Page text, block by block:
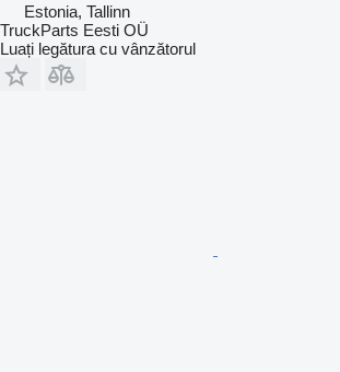
Estonia, Tallinn
TruckParts Eesti OÜ
Luați legătura cu vânzătorul